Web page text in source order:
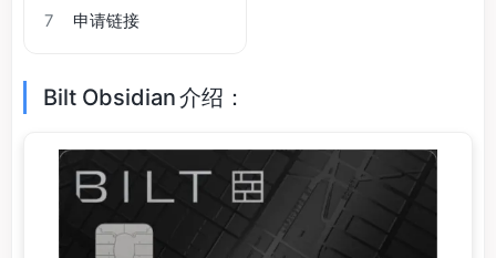
7
申请链接
Bilt Obsidian 介绍：